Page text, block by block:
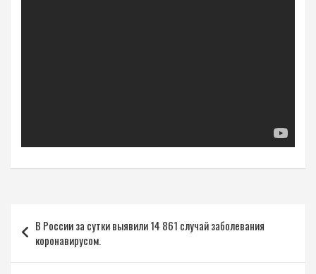
по
записям
В России за сутки выявили 14 861 случай заболевания
коронавирусом.